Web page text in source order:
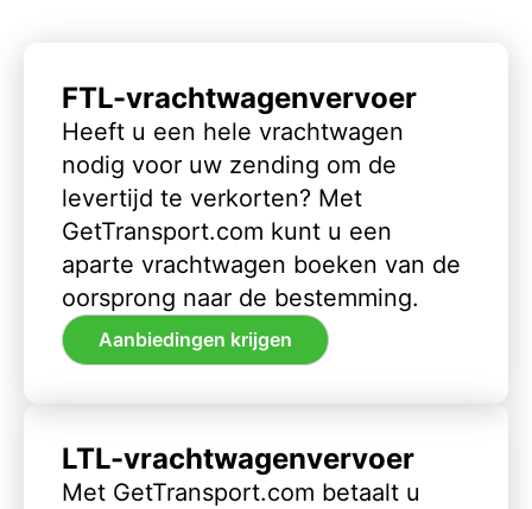
FTL-vrachtwagenvervoer
Heeft u een hele vrachtwagen
nodig voor uw zending om de
levertijd te verkorten? Met
GetTransport.com kunt u een
aparte vrachtwagen boeken van de
oorsprong naar de bestemming.
Aanbiedingen krijgen
LTL-vrachtwagenvervoer
Met GetTransport.com betaalt u